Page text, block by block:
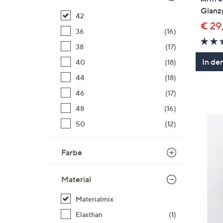
42
36
(16)
38
(17)
40
(18)
44
(18)
46
(17)
48
(16)
50
(12)
Farbe
Material
Materialmix
Elasthan
(1)
€
In